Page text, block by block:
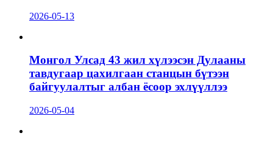
2026-05-13
Монгол Улсад 43 жил хүлээсэн Дулааны
тавдугаар цахилгаан станцын бүтээн
байгуулалтыг албан ёсоор эхлүүллээ
2026-05-04